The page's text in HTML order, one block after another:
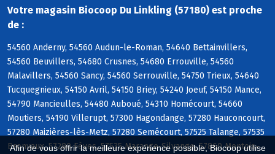
Afin de vous offrir la meilleure expérience possible, Biocoop utilise
Votre magasin Biocoop Du Linkling (57180) est proche
de :
54560 Anderny, 54560 Audun-le-Roman, 54640 Bettainvillers,
54560 Beuvillers, 54680 Crusnes, 54680 Errouville, 54560
Malavillers, 54560 Sancy, 54560 Serrouville, 54750 Trieux, 54640
Tucquegnieux, 54150 Avril, 54150 Briey, 54240 Joeuf, 54150 Mance,
54790 Mancieulles, 54480 Auboué, 54310 Homécourt, 54660
Moutiers, 54190 Villerupt, 57300 Hagondange, 57280 Hauconcourt,
57280 Maizières-lès-Metz, 57280 Semécourt, 57525 Talange, 57535
Bronvaux, 57280 Fèves, 57535 Marange-Silvange, 57860 Montois-